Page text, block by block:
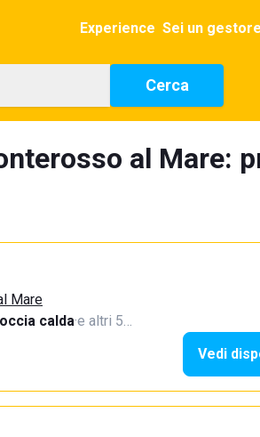
Experience Sei un
Cerca
al Mare:
Mare
calda·e altri 5…
Vedi